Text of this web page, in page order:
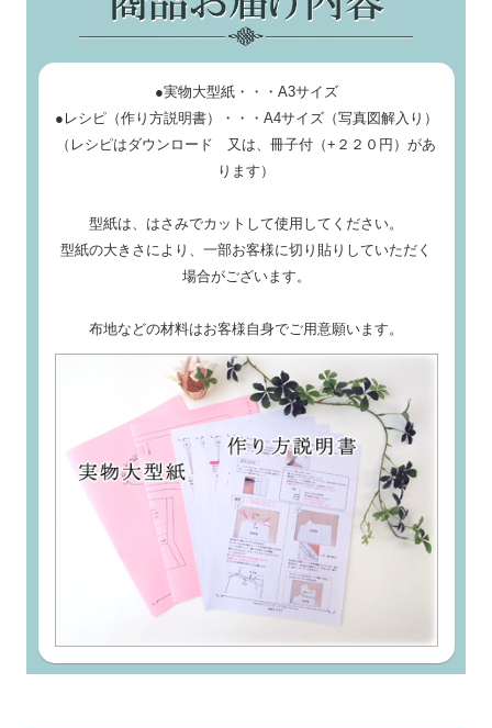
●実物大型紙・・・A3サイズ
●レシピ（作り方説明書）・・・A4サイズ（写真図解入り）
（レシピはダウンロード 又は、冊子付（+２２０円）があ
ります）
型紙は、はさみでカットして使用してください。
型紙の大きさにより、一部お客様に切り貼りしていただく
場合がございます。
布地などの材料はお客様自身でご用意願います。